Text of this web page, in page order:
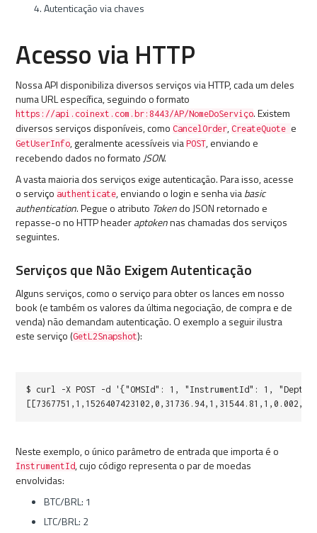
Autenticação via chaves
Acesso via HTTP
Nossa API disponibiliza diversos serviços via HTTP, cada um deles
numa URL específica, seguindo o formato
https://api.coinext.com.br:8443/AP/NomeDoServiço. Existem
diversos serviços disponíveis, comoCancelOrder,CreateQuote e
GetUserInfo, geralmente acessíveis viaPOST, enviando e
recebendo dados no formato JSON.
A vasta maioria dos serviços exige autenticação. Para isso, acesse
o serviçoauthenticate, enviando o login e senha viabasic
authentication. Pegue o atributo Tokendo JSON retornado e
repasse-o no HTTP headeraptokennas chamadas dos serviços
seguintes.
Serviços que Não Exigem Autenticação
Alguns serviços, como o serviço para obter os lances em nosso
book (e também os valores da última negociação, de compra e de
venda) não demandam autenticação. O exemplo a seguir ilustra
este serviço (GetL2Snapshot):
$ curl -X POST -d '{"OMSId": 1, "InstrumentId": 1,
Neste exemplo, o único parâmetro de entrada que importa é o
InstrumentId, cujo código representa o par de moedas
envolvidas:
BTC/BRL: 1
LTC/BRL: 2